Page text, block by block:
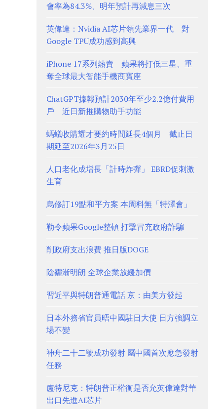
會率為84.3%、明年預計再減息三次
英偉達：Nvidia AI芯片領先業界一代 對
Google TPU成功感到高興
iPhone 17系列熱賣 蘋果將打低三星、重
奪全球最大智能手機商寶座
ChatGPT據報預計2030年至少2.2億付費用
戶 近日新推購物助手功能
螞蟻收購耀才要約時間延長4個月 截止日
期延至2026年3月25日
人口老化成增長「計時炸彈」 EBRD促刺激
生育
烏修訂19點和平方案 本周料無「特澤會」
勒令蘋果Google整頓 打擊冒充政府詐騙
削政府支出浪費 推日版DOGE
陰霾漸明朗 全球企業放緩加價
習近平與特朗普通電話 京：由美方發起
日本外務省官員晤中國駐日大使 日方強調立
場不變
神舟二十二號成功發射 屬中國首次應急發射
任務
盧特尼克：特朗普正權衡是否允英偉達對華
出口先進AI芯片